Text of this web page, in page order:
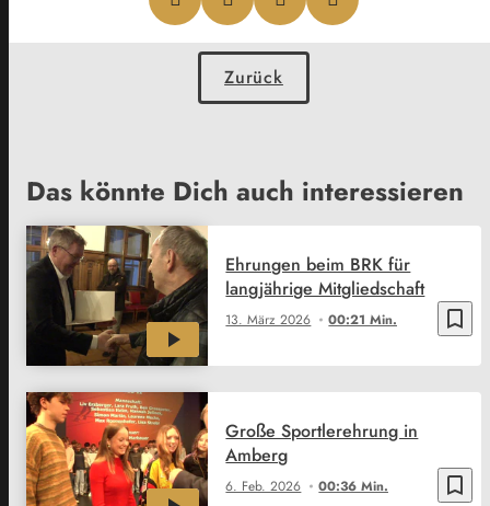
Zurück
Das könnte Dich auch interessieren
bookmark_border
13. März 2026 00:21 Min.
Ehrungen beim BRK für
langjährige Mitgliedschaft
bookmark_border
6. Feb. 2026 00:36 Min.
Große Sportlerehrung in
Amberg